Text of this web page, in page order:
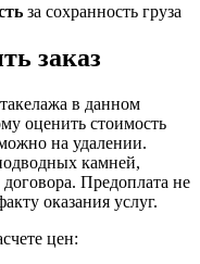
за сохранность груза
заказ
в данном
оценить стоимость
на удалении.
камней,
Предоплата не
оказания услуг.
цен: